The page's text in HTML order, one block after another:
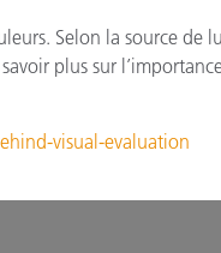
Selon la source
plus sur
visual-evaluation